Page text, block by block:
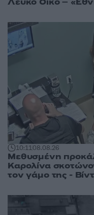
10:1108.08.26
Μεθυσμένη
Καρολίνα
τον γάμο της -